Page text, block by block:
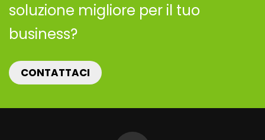
soluzione migliore per il tuo
business?
CONTATTACI